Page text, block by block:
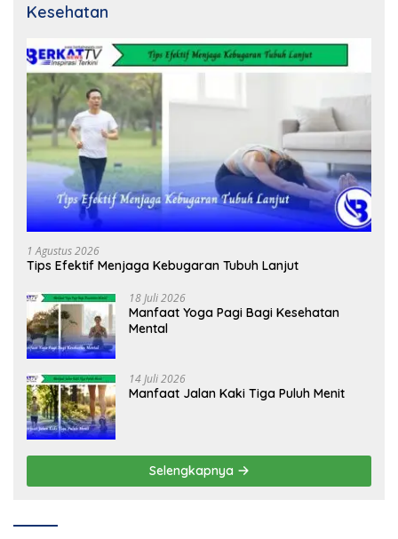
Kesehatan
1 Agustus 2026
Tips Efektif Menjaga Kebugaran Tubuh Lanjut
18 Juli 2026
Manfaat Yoga Pagi Bagi Kesehatan
Mental
14 Juli 2026
Manfaat Jalan Kaki Tiga Puluh Menit
Selengkapnya